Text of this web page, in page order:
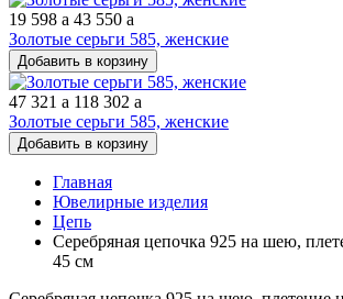
19 598 a 43 550 a
Золотые серьги 585, женские
Добавить в корзину
47 321 a 118 302 a
Золотые серьги 585, женские
Добавить в корзину
Главная
Ювелирные изделия
Цепь
Серебряная цепочка 925 на шею,
45 см